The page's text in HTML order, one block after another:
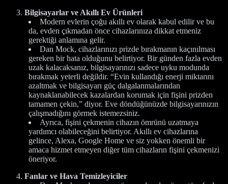
Bilgisayarlar ve Akıllı Ev Ürünleri
Modern evlerin çoğu akıllı ev olarak kabul edilir ve bu
da, evden çıkmadan önce cihazlarınıza dikkat etmeniz
gerektiği anlamına gelir.
Dan Mock, cihazlarınızı prizde bırakmanın kaçınılması
gereken bir hata olduğunu belirtiyor. Bir günden fazla evden
uzak kalacaksanız, bilgisayarınızı sadece uyku modunda
bırakmak yeterli değildir. “Evin kullandığı enerji miktarını
azaltmak ve bilgisayarı güç dalgalanmalarından
kaynaklanabilecek kazalardan korumak için fişini prizden
tamamen çekin,” diyor. Eve döndüğünüzde bilgisayarınızın
çalışmadığını görmek istemezsiniz.
Ayrıca, fişini çekmenin cihazın ömrünü uzatmaya
yardımcı olabileceğini belirtiyor. Akıllı ev cihazlarına
gelince, Alexa, Google Home ve siz yokken önemli bir
amaca hizmet etmeyen diğer tüm cihazların fişini çekmenizi
öneriyor.
Fanlar ve Hava Temizleyiciler